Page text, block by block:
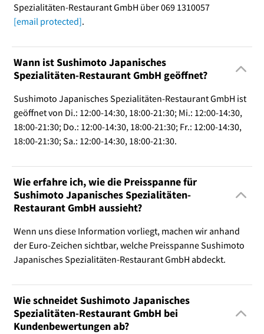
Spezialitäten-Restaurant GmbH über 069 1310057
[email protected].
Wann ist Sushimoto Japanisches
Spezialitäten-Restaurant GmbH geöffnet?
Sushimoto Japanisches Spezialitäten-Restaurant GmbH ist
geöffnet von Di.: 12:00-14:30, 18:00-21:30; Mi.: 12:00-14:30,
18:00-21:30; Do.: 12:00-14:30, 18:00-21:30; Fr.: 12:00-14:30,
18:00-21:30; Sa.: 12:00-14:30, 18:00-21:30.
Wie erfahre ich, wie die Preisspanne für
Sushimoto Japanisches Spezialitäten-
Restaurant GmbH aussieht?
Wenn uns diese Information vorliegt, machen wir anhand
der Euro-Zeichen sichtbar, welche Preisspanne Sushimoto
Japanisches Spezialitäten-Restaurant GmbH abdeckt.
Wie schneidet Sushimoto Japanisches
Spezialitäten-Restaurant GmbH bei
Kundenbewertungen ab?